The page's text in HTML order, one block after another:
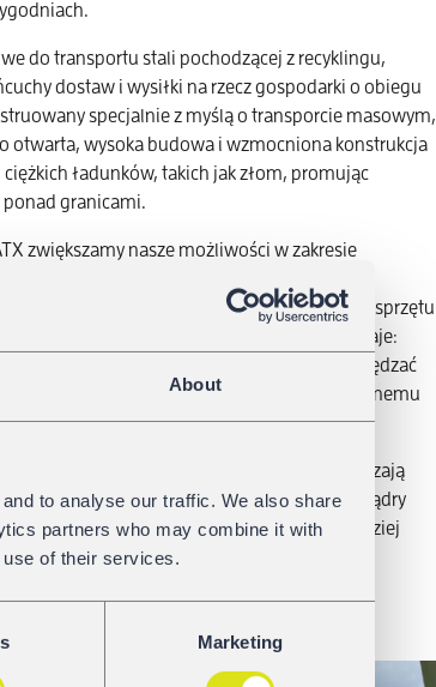
About
to analyse our traffic. We also share
partners who may combine it with
use of their services.
Marketing
do transportu stali pochodzącej z recyklingu,
dostaw i wysiłki na rzecz gospodarki o obiegu
specjalnie z myślą o transporcie masowym,
otwarta, wysoka budowa i wzmocniona konstrukcja
ładunków, takich jak złom, promując
ponad granicami.
zwiększamy nasze możliwości w zakresie
Michael Trinkl, kierownik działu zakupów sprzętu
Area Manager South w GATX Rail Europe, dodaje:
naszą współpracę z Rail Cargo Group i napędzać
wagonom, niezawodnym usługom i wspólnemu
z recyklingu koleją, obie firmy napędzają
emisje CO₂ tam, gdzie ma to znaczenie – mądry
chcesz uczynić swoje łańcuchy dostaw bardziej
transport kolejowy,